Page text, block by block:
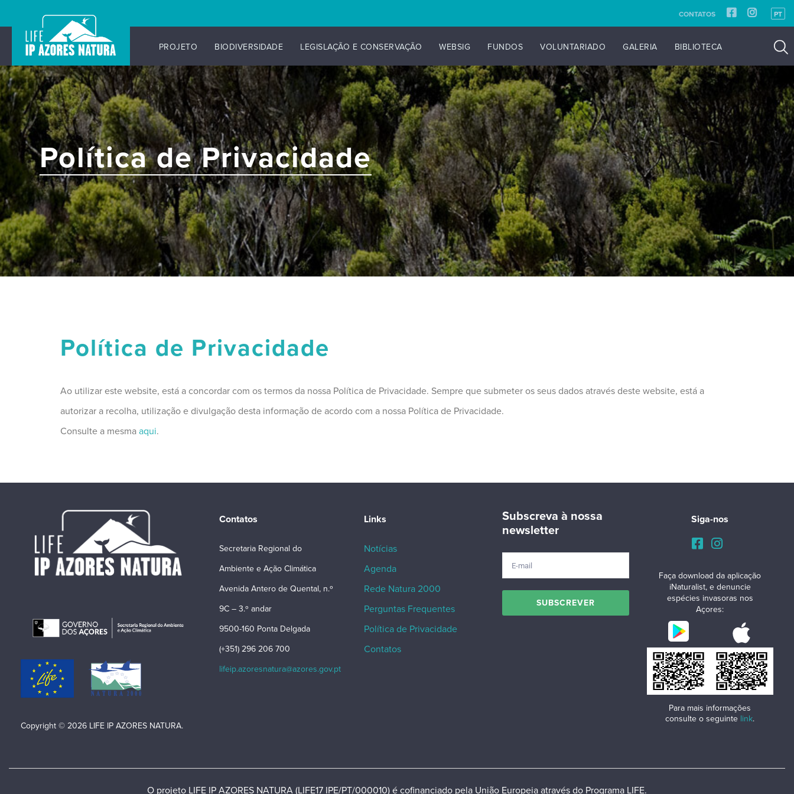
to
content
CONTATOS PT
PROJETO BIODIVERSIDADE LEGISLAÇÃO E CONSERVAÇÃO WEBSIG FUNDOS VOLUNTARIADO GALERIA BIBLIOTECA
Política de Privacidade
Política de Privacidade
Ao utilizar este website, está a concordar com os termos da nossa Política de Privacidade. Sempre que submeter os seus dados através deste website, está a
autorizar a recolha, utilização e divulgação desta informação de acordo com a nossa Política de Privacidade.
Consulte a mesma aqui.
Copyright © 2026 LIFE IP AZORES NATURA.
Contatos
Secretaria Regional do
Ambiente e Ação Climática
Avenida Antero de Quental, n.º
9C – 3.º andar
9500-160 Ponta Delgada
(+351) 296 206 700
lifeip.azoresnatura@azores.gov.pt
Links
Notícias
Agenda
Rede Natura 2000
Perguntas Frequentes
Política de Privacidade
Contatos
Subscreva à nossa
newsletter
Siga-nos
Faça download da aplicação
iNaturalist, e denuncie
espécies invasoras nos
Açores:
Para mais informações
consulte o seguinte link.
O projeto LIFE IP AZORES NATURA (LIFE17 IPE/PT/000010) é cofinanciado pela União Europeia através do Programa LIFE.